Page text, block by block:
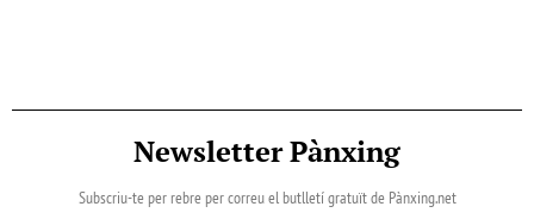
Newsletter Pànxing
Subscriu-te per rebre per correu el butlletí gratuït de Pànxing.net​